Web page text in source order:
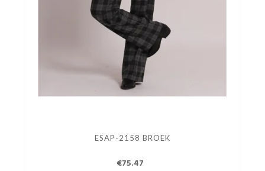
ESAP-2158 BROEK
€75.47